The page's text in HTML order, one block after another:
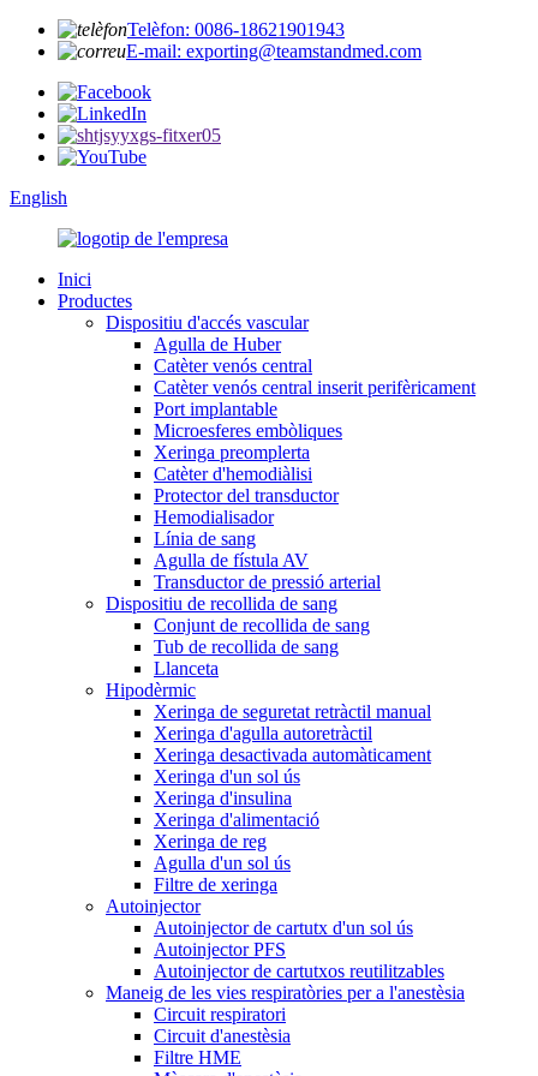
Telèfon: 0086-18621901943
E-mail: exporting@teamstandmed.com
English
Inici
Productes
Dispositiu d'accés vascular
Agulla de Huber
Catèter venós central
Catèter venós central inserit perifèricament
Port implantable
Microesferes embòliques
Xeringa preomplerta
Catèter d'hemodiàlisi
Protector del transductor
Hemodialisador
Línia de sang
Agulla de fístula AV
Transductor de pressió arterial
Dispositiu de recollida de sang
Conjunt de recollida de sang
Tub de recollida de sang
Llanceta
Hipodèrmic
Xeringa de seguretat retràctil manual
Xeringa d'agulla autoretràctil
Xeringa desactivada automàticament
Xeringa d'un sol ús
Xeringa d'insulina
Xeringa d'alimentació
Xeringa de reg
Agulla d'un sol ús
Filtre de xeringa
Autoinjector
Autoinjector de cartutx d'un sol ús
Autoinjector PFS
Autoinjector de cartutxos reutilitzables
Maneig de les vies respiratòries per a l'anestèsia
Circuit respiratori
Circuit d'anestèsia
Filtre HME